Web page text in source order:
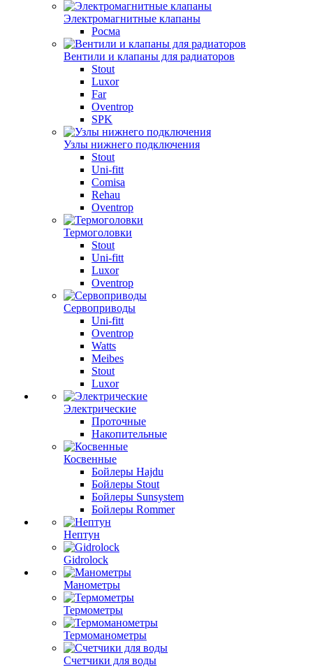
Электромагнитные клапаны
Росма
Вентили и клапаны для радиаторов
Stout
Luxor
Far
Oventrop
SPK
Узлы нижнего подключения
Stout
Uni-fitt
Comisa
Rehau
Oventrop
Термоголовки
Stout
Uni-fitt
Luxor
Oventrop
Сервоприводы
Uni-fitt
Oventrop
Watts
Meibes
Stout
Luxor
Электрические
Проточные
Накопительные
Косвенные
Бойлеры Hajdu
Бойлеры Stout
Бойлеры Sunsystem
Бойлеры Rommer
Нептун
Gidrolock
Манометры
Термометры
Термоманометры
Счетчики для воды